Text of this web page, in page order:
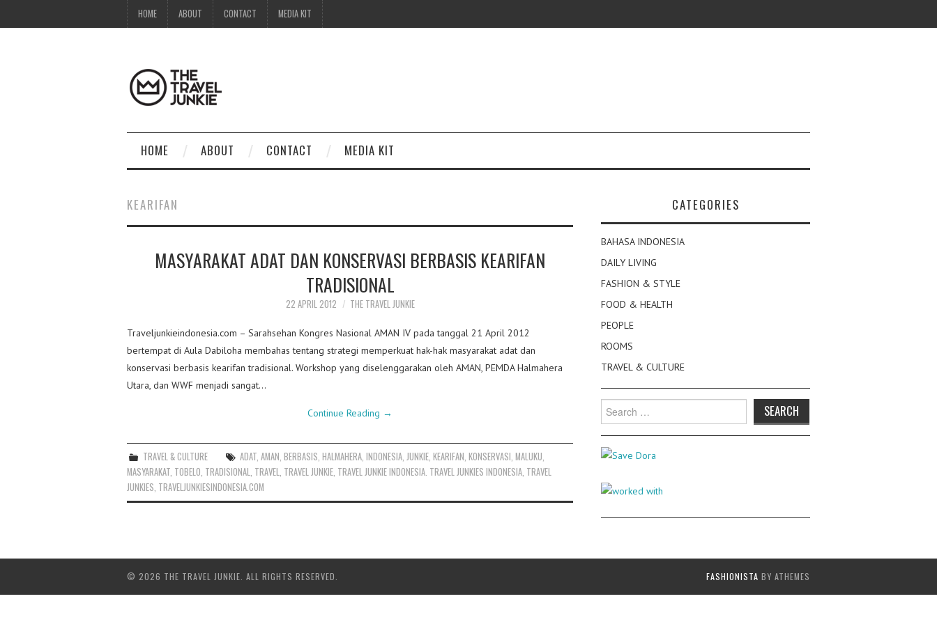
HOME ABOUT CONTACT MEDIA KIT
HOME ABOUT CONTACT MEDIA KIT
KEARIFAN
MASYARAKAT ADAT DAN KONSERVASI BERBASIS KEARIFAN
TRADISIONAL
22 APRIL 2012 THE TRAVEL JUNKIE
Traveljunkieindonesia.com – Sarahsehan Kongres Nasional AMAN IV pada tanggal 21 April 2012
bertempat di Aula Dabiloha membahas tentang strategi memperkuat hak-hak masyarakat adat dan
konservasi berbasis kearifan tradisional. Workshop yang diselenggarakan oleh AMAN, PEMDA Halmahera
Utara, dan WWF menjadi sangat…
Continue Reading →
TRAVEL & CULTURE ADAT ,AMAN ,BERBASIS ,HALMAHERA ,INDONESIA JUNKIE ,KEARIFAN ,KONSERVASI ,MALUKU
MASYARAKAT TOBELO TRADISIONAL TRAVEL TRAVEL JUNKIE TRAVEL JUNKIE INDONESIA. TRAVEL JUNKIES INDONESIA TRAVEL
JUNKIES TRAVELJUNKIESINDONESIA.COM
CATEGORIES
BAHASA INDONESIA
DAILY LIVING
FASHION & STYLE
FOOD & HEALTH
PEOPLE
ROOMS
TRAVEL & CULTURE
Search
for:
© 2026 THE TRAVEL JUNKIE. ALL RIGHTS RESERVED. FASHIONISTA BY ATHEMES